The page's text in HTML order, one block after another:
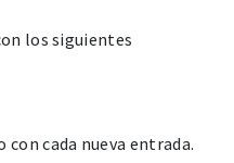
los siguientes
cada nueva entrada.